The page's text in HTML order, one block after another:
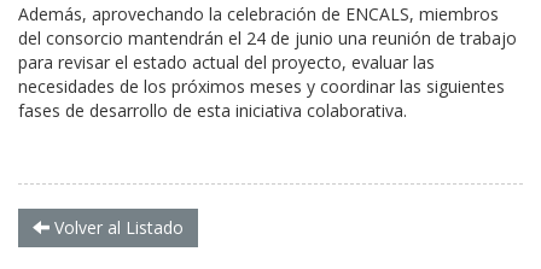
Además, aprovechando la celebración de ENCALS, miembros
del consorcio mantendrán el 24 de junio una reunión de trabajo
para revisar el estado actual del proyecto, evaluar las
necesidades de los próximos meses y coordinar las siguientes
fases de desarrollo de esta iniciativa colaborativa.
Volver al Listado